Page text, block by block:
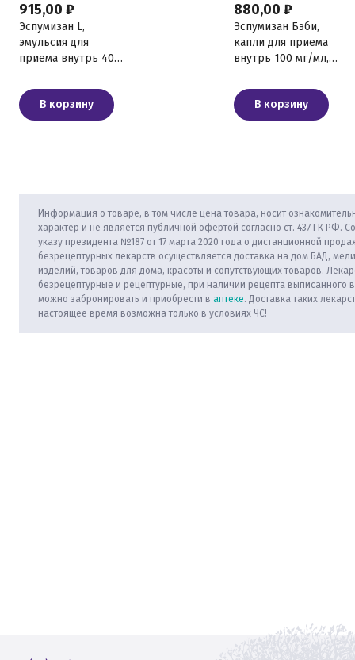
915,00 ₽
Эспумизан L,
эмульсия для
приема внутрь 40
В корзину
880,00 ₽
Эспумизан Бэби,
капли для приема
внутрь 100 мг/мл,
В корзину
Информация о товаре, в том числе цена товара, носит
характер и не является публичной офертой согласно ст. 437 ГК РФ.
указу президента №187 от 17 марта 2020 года о дистанционной
безрецептурных лекарств осуществляется доставка на дом БАД,
изделий, товаров для дома, красоты и сопутствующих товаров.
безрецептурные и рецептурные, при наличии рецепта выписанного
можно забронировать и приобрести в аптеке. Доставка таких
настоящее время возможна только в условиях ЧС!